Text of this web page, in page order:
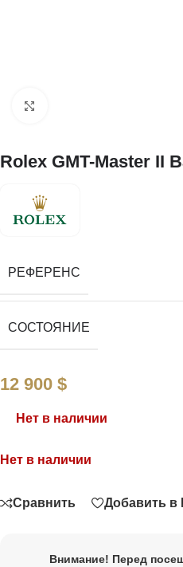
Rolex GMT-Master II
РЕФЕРЕНС
СОСТОЯНИЕ
12 900 $
Нет в наличии
Нет в наличии
Сравнить Добавить в
Внимание! Перед